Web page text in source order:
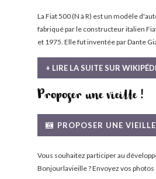
La Fiat 500 (N à R) est un modèle
fabriqué par le constructeur italien
et 1975. Elle fut inventée par Dante
+ LIRE LA SUITE SUR
Proposer une vieille !
PROPOSER UNE
Vous souhaitez participer au
Bonjourlavieille ? Envoyez vos photos